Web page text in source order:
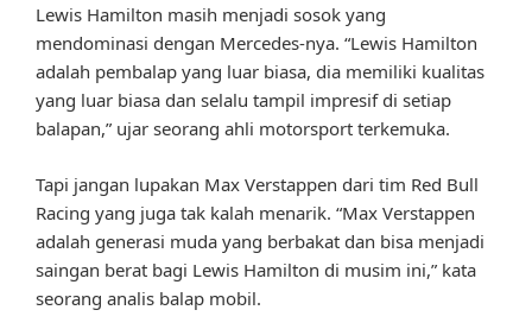
Lewis Hamilton masih menjadi sosok yang
mendominasi dengan Mercedes-nya. “Lewis Hamilton
adalah pembalap yang luar biasa, dia memiliki kualitas
yang luar biasa dan selalu tampil impresif di setiap
balapan,” ujar seorang ahli motorsport terkemuka.
Tapi jangan lupakan Max Verstappen dari tim Red Bull
Racing yang juga tak kalah menarik. “Max Verstappen
adalah generasi muda yang berbakat dan bisa menjadi
saingan berat bagi Lewis Hamilton di musim ini,” kata
seorang analis balap mobil.